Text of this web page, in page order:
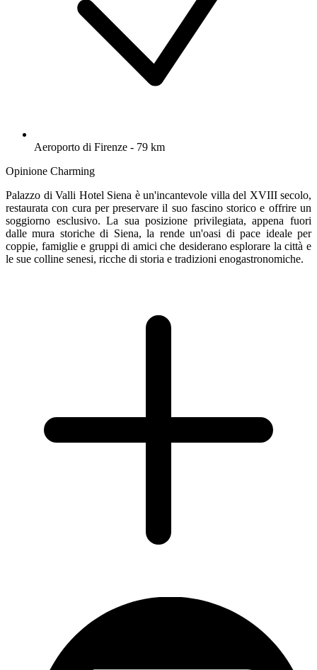
Aeroporto di Firenze - 79 km
Opinione Charming
Palazzo di Valli Hotel Siena è un'incantevole villa del XVIII secolo,
restaurata con cura per preservare il suo fascino storico e offrire un
soggiorno esclusivo. La sua posizione privilegiata, appena fuori
dalle mura storiche di Siena, la rende un'oasi di pace ideale per
coppie, famiglie e gruppi di amici che desiderano esplorare la città e
le sue colline senesi, ricche di storia e tradizioni enogastronomiche.